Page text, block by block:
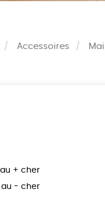
Accessoires
+ cher
au - cher